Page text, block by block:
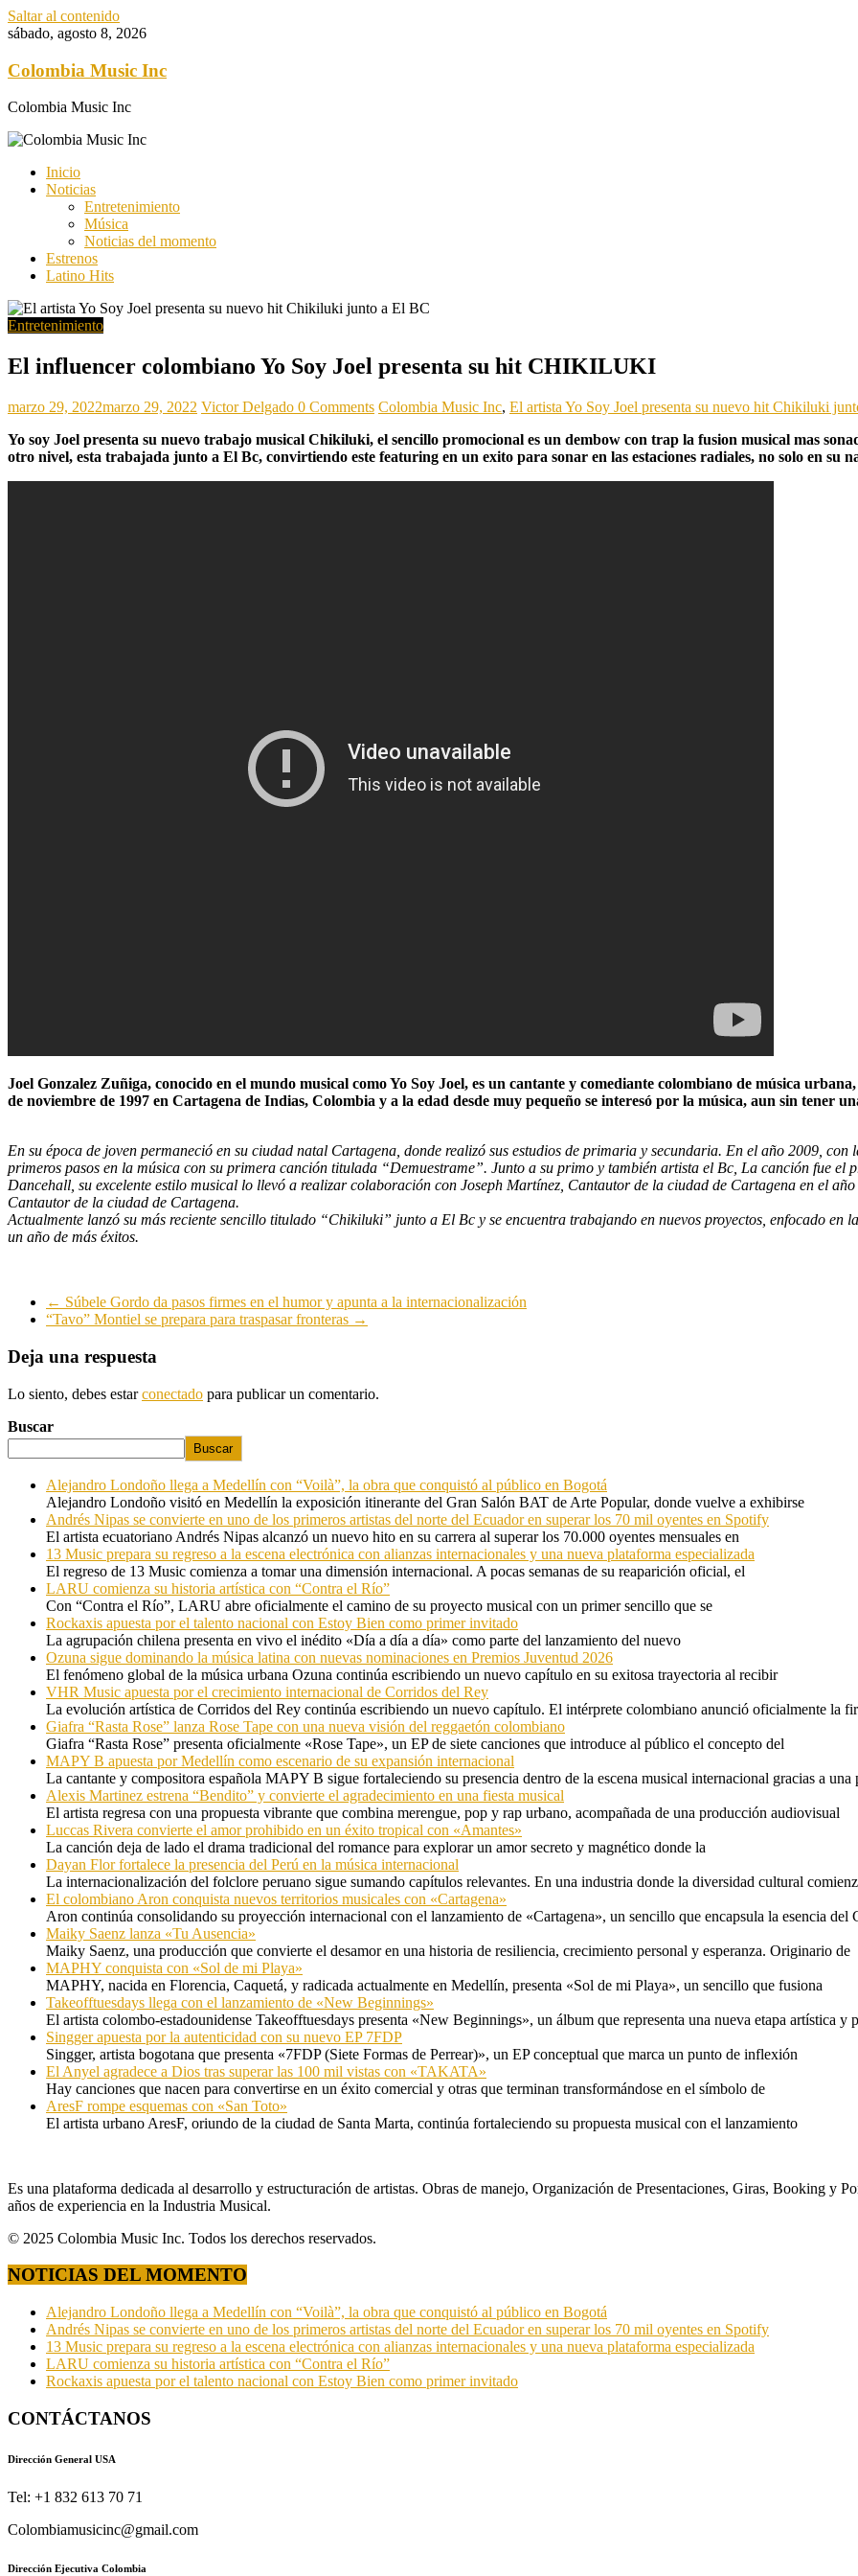
Saltar al contenido
sábado, agosto 8, 2026
Colombia Music Inc
Colombia Music Inc
Inicio
Noticias
Entretenimiento
Música
Noticias del momento
Estrenos
Latino Hits
Entretenimiento
El influencer colombiano Yo Soy Joel presenta su hit CHIKILUKI
marzo 29, 2022marzo 29, 2022 Victor Delgado 0 Comments Colombia Music Inc, El artista Yo Soy Joel presenta su nuevo hit Chikiluki
Yo soy Joel presenta su nuevo trabajo musical Chikiluki, el sencillo promocional es un dembow con trap la fusion musical mas
otro nivel, esta trabajada junto a El Bc, convirtiendo este featuring en un exito para sonar en las estaciones radiales, no solo en su
Joel Gonzalez Zuñiga, conocido en el mundo musical como Yo Soy Joel, es un cantante y comediante colombiano de música
de noviembre de 1997 en Cartagena de Indias, Colombia y a la edad desde muy pequeño se interesó por la música, aun sin tener
En su época de joven permaneció en su ciudad natal Cartagena, donde realizó sus estudios de primaria y secundaria. En el año 2009,
primeros pasos en la música con su primera canción titulada “Demuestrame”. Junto a su primo y también artista el Bc, La canción fue el
Dancehall, su excelente estilo musical lo llevó a realizar colaboración con Joseph Martínez, Cantautor de la ciudad de Cartagena en el
Cantautor de la ciudad de Cartagena.
Actualmente lanzó su más reciente sencillo titulado “Chikiluki” junto a El Bc y se encuentra trabajando en nuevos proyectos, enfocado en
un año de más éxitos.
← Súbele Gordo da pasos firmes en el humor y apunta a la internacionalización
“Tavo” Montiel se prepara para traspasar fronteras →
Deja una respuesta
Lo siento, debes estarconectado para publicar un comentario.
Buscar
Buscar
Alejandro Londoño llega a Medellín con “Voilà”, la obra que conquistó al público en Bogotá
Alejandro Londoño visitó en Medellín la exposición itinerante del Gran Salón BAT de Arte Popular, donde vuelve a exhibirse
Andrés Nipas se convierte en uno de los primeros artistas del norte del Ecuador en superar los 70 mil oyentes en Spotify
El artista ecuatoriano Andrés Nipas alcanzó un nuevo hito en su carrera al superar los 70.000 oyentes mensuales en
13 Music prepara su regreso a la escena electrónica con alianzas internacionales y una nueva plataforma especializada
El regreso de 13 Music comienza a tomar una dimensión internacional. A pocas semanas de su reaparición oficial, el
LARU comienza su historia artística con “Contra el Río”
Con “Contra el Río”, LARU abre oficialmente el camino de su proyecto musical con un primer sencillo que se
Rockaxis apuesta por el talento nacional con Estoy Bien como primer invitado
La agrupación chilena presenta en vivo el inédito «Día a día a día» como parte del lanzamiento del nuevo
Ozuna sigue dominando la música latina con nuevas nominaciones en Premios Juventud 2026
El fenómeno global de la música urbana Ozuna continúa escribiendo un nuevo capítulo en su exitosa trayectoria al recibir
VHR Music apuesta por el crecimiento internacional de Corridos del Rey
La evolución artística de Corridos del Rey continúa escribiendo un nuevo capítulo. El intérprete colombiano anunció oficialmente la
Giafra “Rasta Rose” lanza Rose Tape con una nueva visión del reggaetón colombiano
Giafra “Rasta Rose” presenta oficialmente «Rose Tape», un EP de siete canciones que introduce al público el concepto del
MAPY B apuesta por Medellín como escenario de su expansión internacional
La cantante y compositora española MAPY B sigue fortaleciendo su presencia dentro de la escena musical internacional gracias a una
Alexis Martinez estrena “Bendito” y convierte el agradecimiento en una fiesta musical
El artista regresa con una propuesta vibrante que combina merengue, pop y rap urbano, acompañada de una producción audiovisual
Luccas Rivera convierte el amor prohibido en un éxito tropical con «Amantes»
La canción deja de lado el drama tradicional del romance para explorar un amor secreto y magnético donde la
Dayan Flor fortalece la presencia del Perú en la música internacional
La internacionalización del folclore peruano sigue sumando capítulos relevantes. En una industria donde la diversidad cultural
El colombiano Aron conquista nuevos territorios musicales con «Cartagena»
Aron continúa consolidando su proyección internacional con el lanzamiento de «Cartagena», un sencillo que encapsula la esencia del
Maiky Saenz lanza «Tu Ausencia»
Maiky Saenz, una producción que convierte el desamor en una historia de resiliencia, crecimiento personal y esperanza. Originario de
MAPHY conquista con «Sol de mi Playa»
MAPHY, nacida en Florencia, Caquetá, y radicada actualmente en Medellín, presenta «Sol de mi Playa», un sencillo que fusiona
Takeofftuesdays llega con el lanzamiento de «New Beginnings»
El artista colombo-estadounidense Takeofftuesdays presenta «New Beginnings», un álbum que representa una nueva etapa artística y
Singger apuesta por la autenticidad con su nuevo EP 7FDP
Singger, artista bogotana que presenta «7FDP (Siete Formas de Perrear)», un EP conceptual que marca un punto de inflexión
El Anyel agradece a Dios tras superar las 100 mil vistas con «TAKATA»
Hay canciones que nacen para convertirse en un éxito comercial y otras que terminan transformándose en el símbolo de
AresF rompe esquemas con «San Toto»
El artista urbano AresF, oriundo de la ciudad de Santa Marta, continúa fortaleciendo su propuesta musical con el lanzamiento
Es una plataforma dedicada al desarrollo y estructuración de artistas. Obras de manejo, Organización de Presentaciones, Giras, Booking y
años de experiencia en la Industria Musical.
© 2025 Colombia Music Inc. Todos los derechos reservados.
NOTICIAS DEL MOMENTO
Alejandro Londoño llega a Medellín con “Voilà”, la obra que conquistó al público en Bogotá
Andrés Nipas se convierte en uno de los primeros artistas del norte del Ecuador en superar los 70 mil oyentes en Spotify
13 Music prepara su regreso a la escena electrónica con alianzas internacionales y una nueva plataforma especializada
LARU comienza su historia artística con “Contra el Río”
Rockaxis apuesta por el talento nacional con Estoy Bien como primer invitado
CONTÁCTANOS
Dirección General USA
Tel: +1 832 613 70 71
Colombiamusicinc@gmail.com
Dirección Ejecutiva Colombia